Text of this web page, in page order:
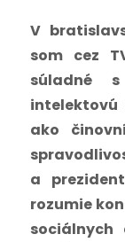
V
som cez
súladné
intelektovú
ako
a
rozumie